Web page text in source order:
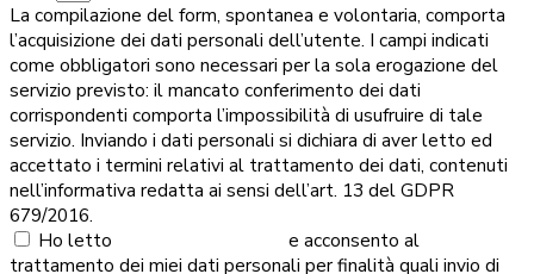
La compilazione del form, spontanea e volontaria, comporta
l’acquisizione dei dati personali dell’utente. I campi indicati
come obbligatori sono necessari per la sola erogazione del
servizio previsto: il mancato conferimento dei dati
corrispondenti comporta l’impossibilità di usufruire di tale
servizio. Inviando i dati personali si dichiara di aver letto ed
accettato i termini relativi al trattamento dei dati, contenuti
nell’informativa redatta ai sensi dell’art. 13 del GDPR
679/2016.
Ho letto
e acconsento al
trattamento dei miei dati personali per finalità quali invio di